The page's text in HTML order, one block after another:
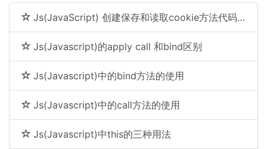
Js(JavaScript) 创建保存和读取cookie方法代码分享
Js(Javascript)的apply call 和bind区别
Js(Javascript)中的bind方法的使用
Js(Javascript)中的call方法的使用
Js(Javascript)中this的三种用法